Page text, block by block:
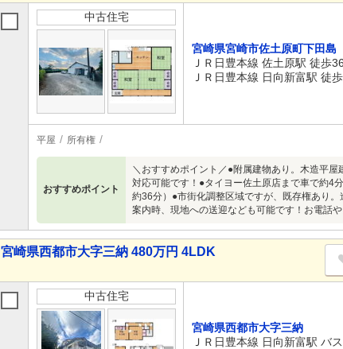
中古住宅
宮崎県宮崎市佐土原町下田島
ＪＲ日豊本線 佐土原駅 徒歩
ＪＲ日豊本線 日向新富駅 徒
平屋 所有権
おすすめポイント
＼おすすめポイント／●附属建物あり。木造平
対応可能です！●タイヨー佐土原店まで車で約4
約36分）●市街化調整区域ですが、既存権あり
案内時、現地への送迎なども可能です！お電話
宮崎県西都市大字三納 480万円 4LDK
中古住宅
宮崎県西都市大字三納
ＪＲ日豊本線 日向新富駅 バ